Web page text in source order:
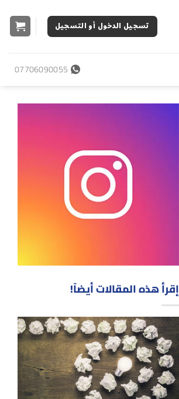
تسجيل الدخول أو التسجيل
07706090055
إقرأ هذه المقالات أيضاً!